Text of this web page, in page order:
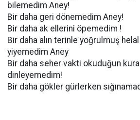
bilemedim Aney!
Bir daha geri dönemedim Aney!
Bir daha ak ellerini öpemedim !
Bir daha alın terinle yoğrulmuş helal
yiyemedim Aney
Bir daha seher vakti okuduğun
dinleyemedim!
Bir daha gökler gürlerken